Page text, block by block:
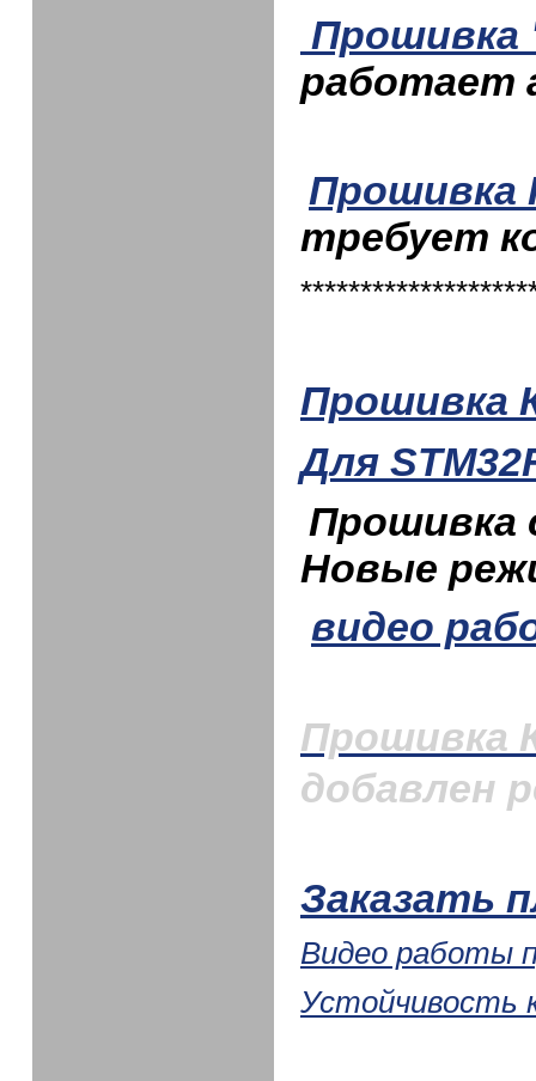
Прошивка
работает
Прошивка
требует
Прошивка
Для
видео
Прошивка
добавлен
Заказать
Видео работы
Устойчивость